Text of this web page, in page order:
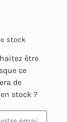
stock
être
ce
de
stock ?